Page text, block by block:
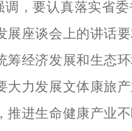
调，要认真落实省
展座谈会上的讲话
筹经济发展和生态
大力发展文体康旅
推进生命健康产业